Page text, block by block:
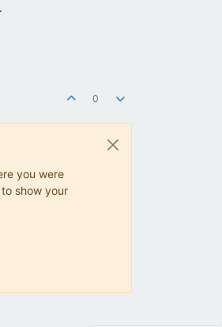
0
you were
show your